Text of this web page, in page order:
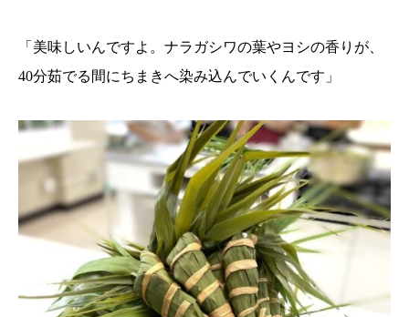
「美味しいんですよ。ナラガシワの葉やヨシの香りが、
40分茹でる間にちまきへ染み込んでいくんです」